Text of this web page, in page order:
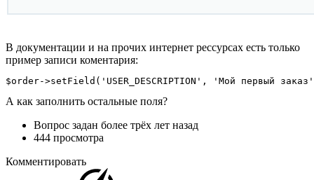
В документации и на прочих интернет рессурсах есть только
пример записи коментария:
$order->setField('USER_DESCRIPTION', 'Мой первый
А как заполнить остальные поля?
Вопрос задан более трёх лет назад
444 просмотра
Комментировать